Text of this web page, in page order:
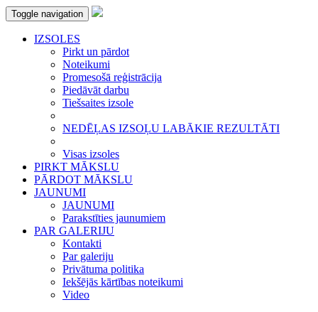
Toggle navigation
IZSOLES
Pirkt un pārdot
Noteikumi
Promesošā reģistrācija
Piedāvāt darbu
Tiešsaites izsole
NEDĒĻAS IZSOĻU LABĀKIE REZULTĀTI
Visas izsoles
PIRKT MĀKSLU
PĀRDOT MĀKSLU
JAUNUMI
JAUNUMI
Parakstīties jaunumiem
PAR GALERIJU
Kontakti
Par galeriju
Privātuma politika
Iekšējās kārtības noteikumi
Video